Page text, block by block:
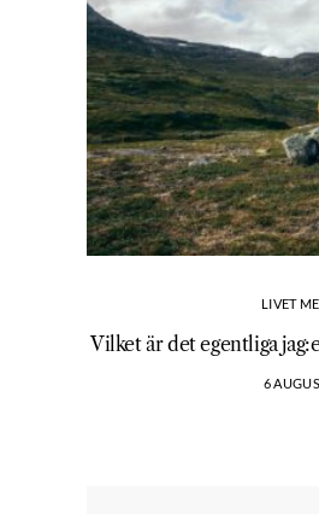
LIVET
Vilket är det egentliga
6